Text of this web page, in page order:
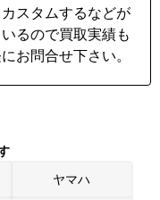
スタムするなどが
るので買取実績も
お問合せ下さい。
ヤマハ